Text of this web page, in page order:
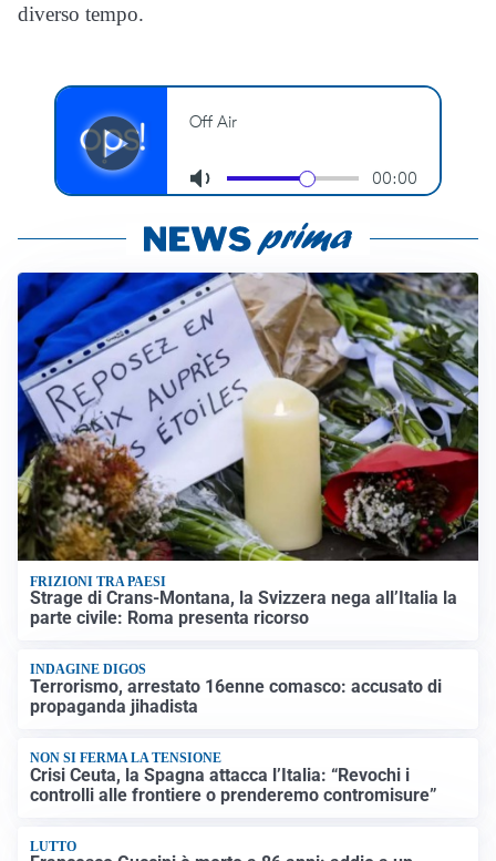
diverso tempo.
FRIZIONI TRA PAESI
Strage di Crans-Montana, la Svizzera nega all’Italia la
parte civile: Roma presenta ricorso
INDAGINE DIGOS
Terrorismo, arrestato 16enne comasco: accusato di
propaganda jihadista
NON SI FERMA LA TENSIONE
Crisi Ceuta, la Spagna attacca l’Italia: “Revochi i
controlli alle frontiere o prenderemo contromisure”
LUTTO